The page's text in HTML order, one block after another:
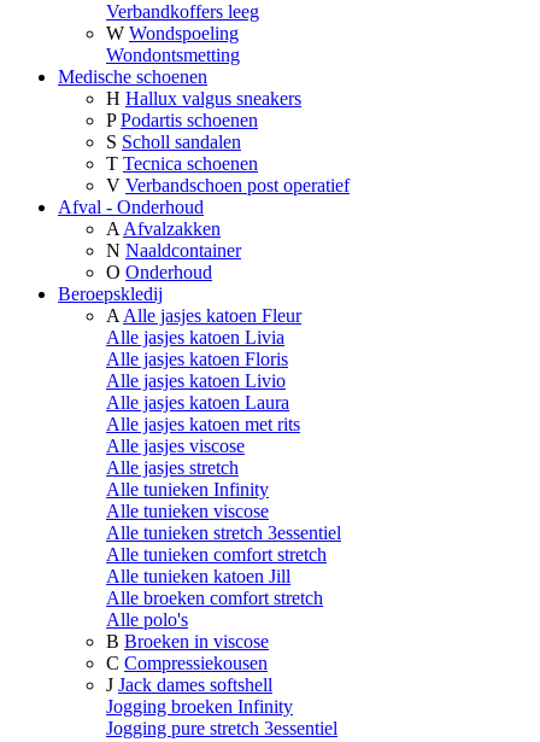
Verbandkoffers leeg
W Wondspoeling
Wondontsmetting
Medische schoenen
H Hallux valgus sneakers
P Podartis schoenen
S Scholl sandalen
T Tecnica schoenen
V Verbandschoen post operatief
Afval - Onderhoud
A Afvalzakken
N Naaldcontainer
O Onderhoud
Beroepskledij
A Alle jasjes katoen Fleur
Alle jasjes katoen Livia
Alle jasjes katoen Floris
Alle jasjes katoen Livio
Alle jasjes katoen Laura
Alle jasjes katoen met rits
Alle jasjes viscose
Alle jasjes stretch
Alle tunieken Infinity
Alle tunieken viscose
Alle tunieken stretch 3essentiel
Alle tunieken comfort stretch
Alle tunieken katoen Jill
Alle broeken comfort stretch
Alle polo's
B Broeken in viscose
C Compressiekousen
J Jack dames softshell
Jogging broeken Infinity
Jogging pure stretch 3essentiel